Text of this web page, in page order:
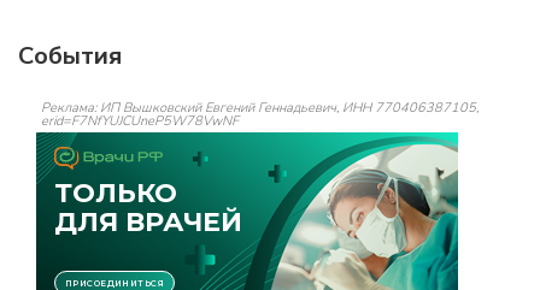
События
Реклама: ИП Вышковский Евгений Геннадьевич, ИНН 770406387105,
erid=F7NfYUJCUneP5W78VwNF